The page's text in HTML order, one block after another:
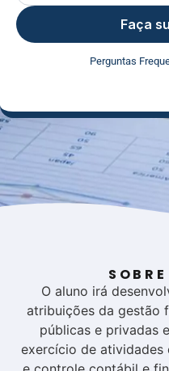
Faça
Perguntas
O aluno irá
atribuições da gestão
públicas e privadas
exercício de atividades